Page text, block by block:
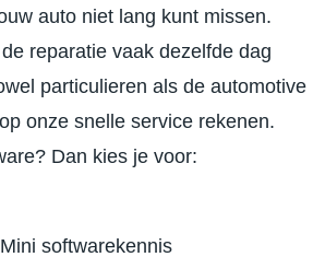
auto niet lang kunt missen.
reparatie vaak dezelfde dag
particulieren als de automotive
onze snelle service rekenen.
Dan kies je voor:
softwarekennis